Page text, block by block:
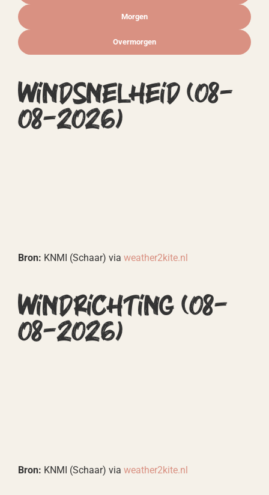
Morgen
Overmorgen
Windsnelheid (08-
08-2026)
Bron: KNMI (Schaar) via weather2kite.nl
Windrichting (08-
08-2026)
Bron: KNMI (Schaar) via weather2kite.nl